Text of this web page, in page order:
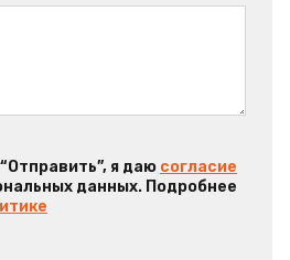
я даю согласие
данных. Подробнее